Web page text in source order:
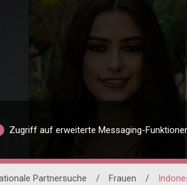
Zugriff auf erweiterte Messaging-
Partnersuche / Frauen /